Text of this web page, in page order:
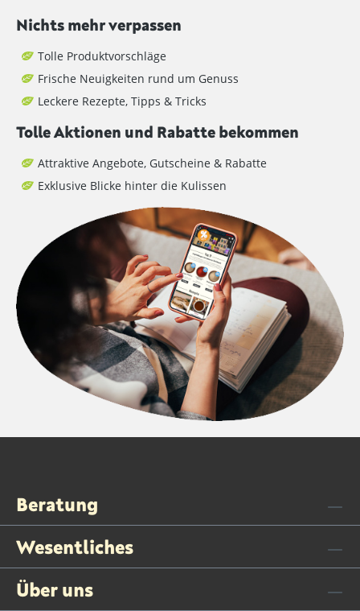
Nichts mehr verpassen
Tolle Produktvorschläge
Frische Neuigkeiten rund um Genuss
Leckere Rezepte, Tipps & Tricks
Tolle Aktionen und Rabatte bekommen
Attraktive Angebote, Gutscheine & Rabatte
Exklusive Blicke hinter die Kulissen
Beratung
Wesentliches
Über uns